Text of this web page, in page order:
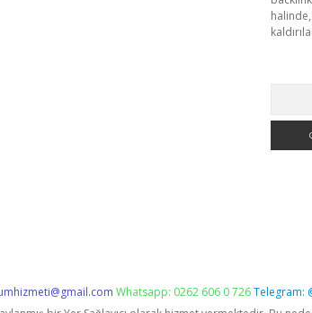
Whatsapp: 0262 606 0 726Telegram: